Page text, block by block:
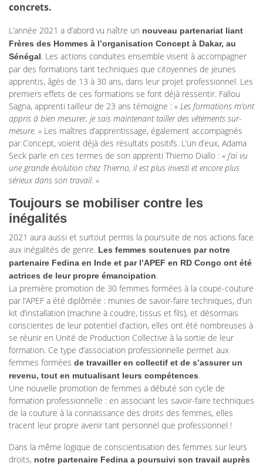
concrets.
L’année 2021 a d’abord vu naître un nouveau partenariat liant
Frères des Hommes à l’organisation Concept à Dakar, au
Sénégal. Les actions conduites ensemble visent à accompagner
par des formations tant techniques que citoyennes de jeunes
apprentis, âgés de 13 à 30 ans, dans leur projet professionnel. Les
premiers effets de ces formations se font déjà ressentir. Fallou
Sagna, apprenti tailleur de 23 ans témoigne : « Les formations m’ont
appris à bien mesurer, je sais maintenant tailler des vêtements sur-
mesure. » Les maîtres d’apprentissage, également accompagnés
par Concept, voient déjà des résultats positifs. L’un d’eux, Adama
Seck parle en ces termes de son apprenti Thierno Diallo : « J’ai vu
une grande évolution chez Thierno, il est plus investi et encore plus
sérieux dans son travail. »
Toujours se mobiliser contre les
inégalités
2021 aura aussi et surtout permis la poursuite de nos actions face
aux inégalités de genre. Les femmes soutenues par notre
partenaire Fedina en Inde et par l’APEF en RD Congo ont été
actrices de leur propre émancipation.
La première promotion de 30 femmes formées à la coupe-couture
par l’APEF a été diplômée : munies de savoir-faire techniques, d’un
kit d’installation (machine à coudre, tissus et fils), et désormais
conscientes de leur potentiel d’action, elles ont été nombreuses à
se réunir en Unité de Production Collective à la sortie de leur
formation. Ce type d’association professionnelle permet aux
femmes formées de travailler en collectif et de s’assurer un
revenu, tout en mutualisant leurs compétences.
Une nouvelle promotion de femmes a débuté son cycle de
formation professionnelle : en associant les savoir-faire techniques
de la couture à la connaissance des droits des femmes, elles
tracent leur propre avenir tant personnel que professionnel !
Dans la même logique de conscientisation des femmes sur leurs
droits, notre partenaire Fedina a poursuivi son travail auprès